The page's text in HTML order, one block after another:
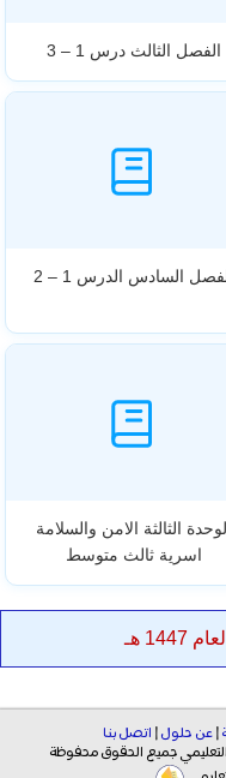
الفصل الثالث درس 1 – 3
السادس الدرس 1 – 2
الثالثة الامن والسلامة
اسرية ثالث متوسط
هـ
| عن حلول | اتصل بنا